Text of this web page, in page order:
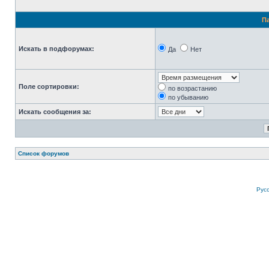
Искать в подфорумах: Да Нет
Поле сортировки:
по возрастанию
по убыванию
Искать сообщения за:
Список форумов